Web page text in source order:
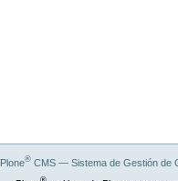
Plone®CMS — Sistema de Gestión de